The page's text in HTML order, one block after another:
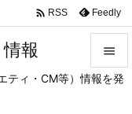
報
ティ・CM等）情報を発


 RSS Feedly